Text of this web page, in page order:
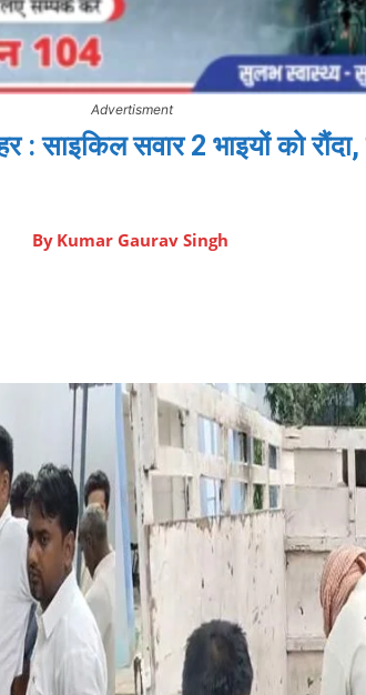
Advertisment
: साइकिल सवार 2 भाइयों को रौंदा,
By Kumar Gaurav Singh